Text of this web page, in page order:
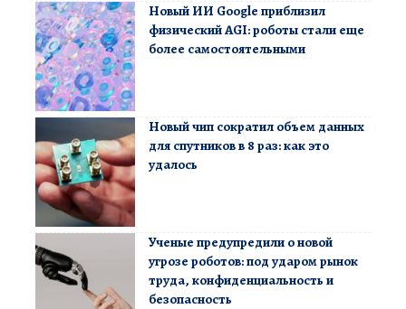
Новый ИИ Google приблизил
физический AGI: роботы стали еще
более самостоятельными
Новый чип сократил объем данных
для спутников в 8 раз: как это
удалось
Ученые предупредили о новой
угрозе роботов: под ударом рынок
труда, конфиденциальность и
безопасность